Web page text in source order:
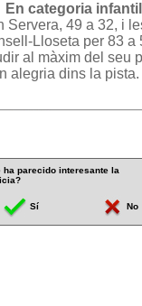
En categoria
Servera, 49 a 32, i
Lloseta per 83 a
al màxim del seu
alegria dins la pista.
ha parecido interesante la
Sí No